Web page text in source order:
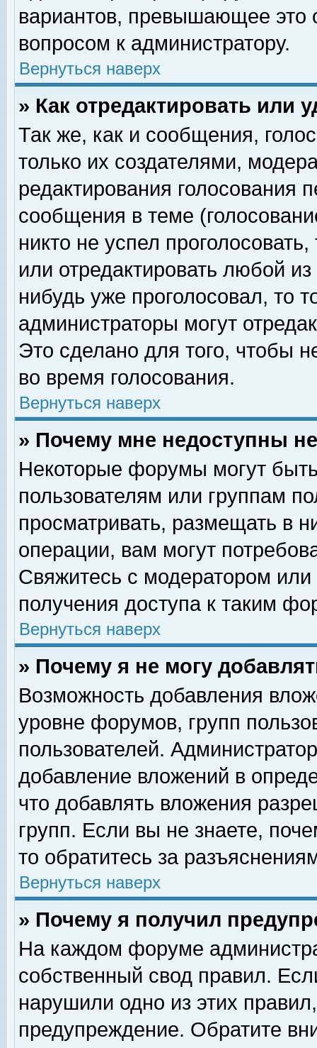
вариантов, превышающее это
вопросом к администратору.
Вернуться наверх
» Как отредактировать или
Так же, как и сообщения,
только их создателями,
редактирования голосования
сообщения в теме
никто не успел
или отредактировать любой
нибудь уже проголосовал, то
администраторы могут
Это сделано для того, чтобы
во время голосования.
Вернуться наверх
» Почему мне недоступны
Некоторые форумы могут
пользователям или группам
просматривать, размещать в
операции, вам могут
Свяжитесь с модератором
получения доступа к таким
Вернуться наверх
» Почему я не могу
Возможность добавления
уровне форумов, групп
пользователей.
добавление вложений в
что добавлять вложения
групп. Если вы не знаете,
то обратитесь за
Вернуться наверх
» Почему я получил
На каждом форуме
собственный свод правил.
нарушили одно из этих
предупреждение. Обратите